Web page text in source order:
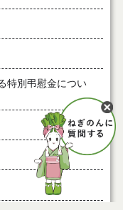
特別弔慰金につい